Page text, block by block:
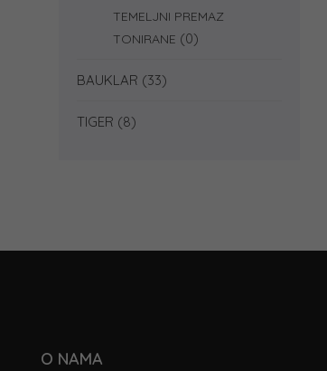
TEMELJNI PREMAZ
TONIRANE (0)
BAUKLAR (33)
TIGER (8)
O NAMA